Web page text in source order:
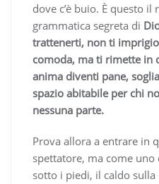
dove c’è buio. È questo il
grammatica segreta di
trattenerti, non ti
comoda, ma ti rimette in
anima diventi pane,
spazio abitabile per chi
nessuna parte.
Prova allora a entrare in
spettatore, ma come
sotto i piedi, il caldo